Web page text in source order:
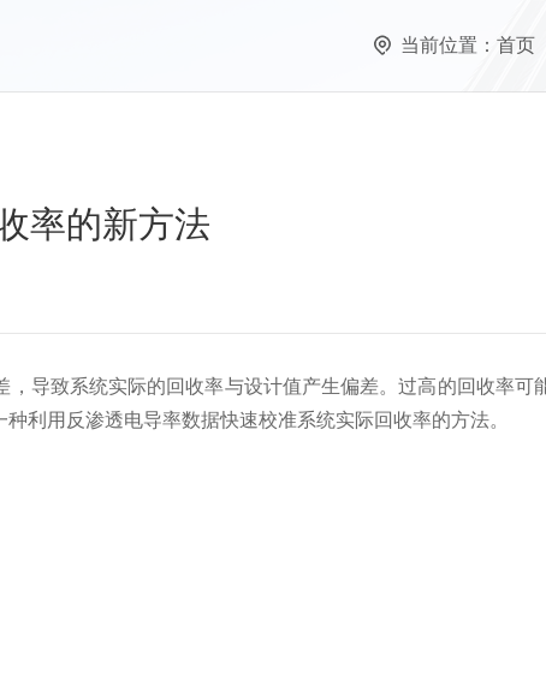
当前位置： 首页
率的新方法
致系统实际的回收率与设计值产生偏差。过高的回收率可
利用反渗透电导率数据快速校准系统实际回收率的方法。